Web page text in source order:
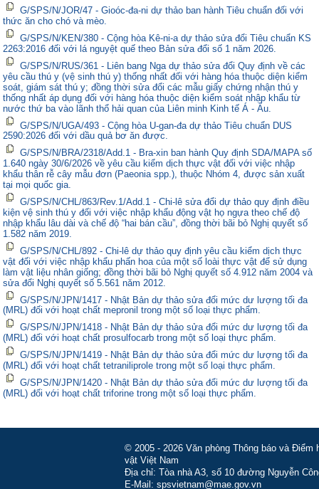
G/SPS/N/JOR/47 - Gioóc-đa-ni dự thảo ban hành Tiêu chuẩn đối với
thức ăn cho chó và mèo.
G/SPS/N/KEN/380 - Cộng hòa Kê-ni-a dự thảo sửa đổi Tiêu chuẩn KS
2263:2016 đối với lá nguyệt quế theo Bản sửa đổi số 1 năm 2026.
G/SPS/N/RUS/361 - Liên bang Nga dự thảo sửa đổi Quy định về các
yêu cầu thú y (vệ sinh thú y) thống nhất đối với hàng hóa thuộc diện kiểm
soát, giám sát thú y; đồng thời sửa đổi các mẫu giấy chứng nhận thú y
thống nhất áp dụng đối với hàng hóa thuộc diện kiểm soát nhập khẩu từ
nước thứ ba vào lãnh thổ hải quan của Liên minh Kinh tế Á - Âu.
G/SPS/N/UGA/493 - Cộng hòa U-gan-đa dự thảo Tiêu chuẩn DUS
2590:2026 đối với dầu quả bơ ăn được.
G/SPS/N/BRA/2318/Add.1 - Bra-xin ban hành Quy định SDA/MAPA số
1.640 ngày 30/6/2026 về yêu cầu kiểm dịch thực vật đối với việc nhập
khẩu thân rễ cây mẫu đơn (Paeonia spp.), thuộc Nhóm 4, được sản xuất
tại mọi quốc gia.
G/SPS/N/CHL/863/Rev.1/Add.1 - Chi-lê sửa đổi dự thảo quy định điều
kiện vệ sinh thú y đối với việc nhập khẩu động vật họ ngựa theo chế độ
nhập khẩu lâu dài và chế độ “hai bán cầu”, đồng thời bãi bỏ Nghị quyết số
1.582 năm 2019.
G/SPS/N/CHL/892 - Chi-lê dự thảo quy định yêu cầu kiểm dịch thực
vật đối với việc nhập khẩu phấn hoa của một số loài thực vật để sử dụng
làm vật liệu nhân giống; đồng thời bãi bỏ Nghị quyết số 4.912 năm 2004 và
sửa đổi Nghị quyết số 5.561 năm 2012.
G/SPS/N/JPN/1417 - Nhật Bản dự thảo sửa đổi mức dư lượng tối đa
(MRL) đối với hoạt chất mepronil trong một số loại thực phẩm.
G/SPS/N/JPN/1418 - Nhật Bản dự thảo sửa đổi mức dư lượng tối đa
(MRL) đối với hoạt chất prosulfocarb trong một số loại thực phẩm.
G/SPS/N/JPN/1419 - Nhật Bản dự thảo sửa đổi mức dư lượng tối đa
(MRL) đối với hoạt chất tetraniliprole trong một số loại thực phẩm.
G/SPS/N/JPN/1420 - Nhật Bản dự thảo sửa đổi mức dư lượng tối đa
(MRL) đối với hoạt chất triforine trong một số loại thực phẩm.
© 2005 - 2026 Văn phòng Thông báo và
vật Việt Nam
Địa chỉ: Tòa nhà A3, số 10 đường Nguyễn
E-Mail: spsvietnam@mae.gov.vn